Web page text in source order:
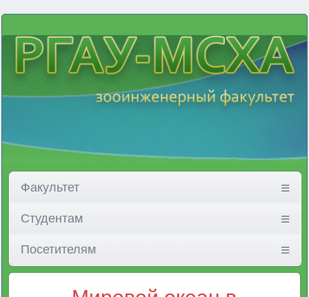
Факультет
Студентам
Посетителям